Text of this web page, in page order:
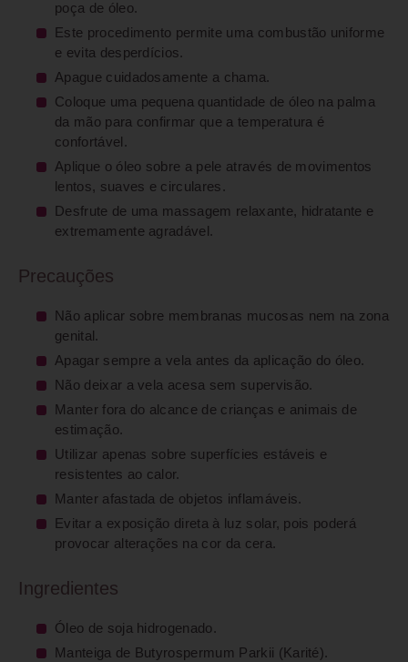
poça de óleo.
Este procedimento permite uma combustão uniforme
e evita desperdícios.
Apague cuidadosamente a chama.
Coloque uma pequena quantidade de óleo na palma
da mão para confirmar que a temperatura é
confortável.
Aplique o óleo sobre a pele através de movimentos
lentos, suaves e circulares.
Desfrute de uma massagem relaxante, hidratante e
extremamente agradável.
Precauções
Não aplicar sobre membranas mucosas nem na zona
genital.
Apagar sempre a vela antes da aplicação do óleo.
Não deixar a vela acesa sem supervisão.
Manter fora do alcance de crianças e animais de
estimação.
Utilizar apenas sobre superfícies estáveis e
resistentes ao calor.
Manter afastada de objetos inflamáveis.
Evitar a exposição direta à luz solar, pois poderá
provocar alterações na cor da cera.
Ingredientes
Óleo de soja hidrogenado.
Manteiga de Butyrospermum Parkii (Karité).